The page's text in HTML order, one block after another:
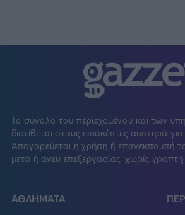
Το σύνολο του περιεχομένου και των
διατίθεται στους επισκέπτες αυστηρά
Απαγορεύεται η χρήση ή επανεκπομπή
μετά ή άνευ επεξεργασίας, χωρίς γραπτή
ΑΘΛΗΜΑΤΑ